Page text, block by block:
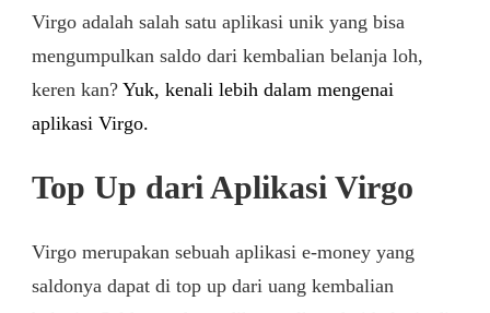
Virgo adalah salah satu aplikasi unik yang bisa
mengumpulkan saldo dari kembalian belanja loh,
keren kan? Yuk, kenali lebih dalam mengenai
aplikasi Virgo.
Top Up dari Aplikasi Virgo
Virgo merupakan sebuah aplikasi e-money yang
saldonya dapat di top up dari uang kembalian